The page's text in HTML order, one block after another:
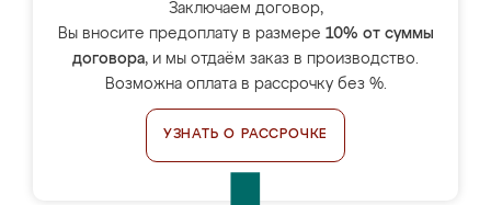
Заключаем договор,
Вы вносите предоплату в размере 10% от суммы
договора, и мы отдаём заказ в производство.
Возможна оплата в рассрочку без %.
УЗНАТЬ О РАССРОЧКЕ